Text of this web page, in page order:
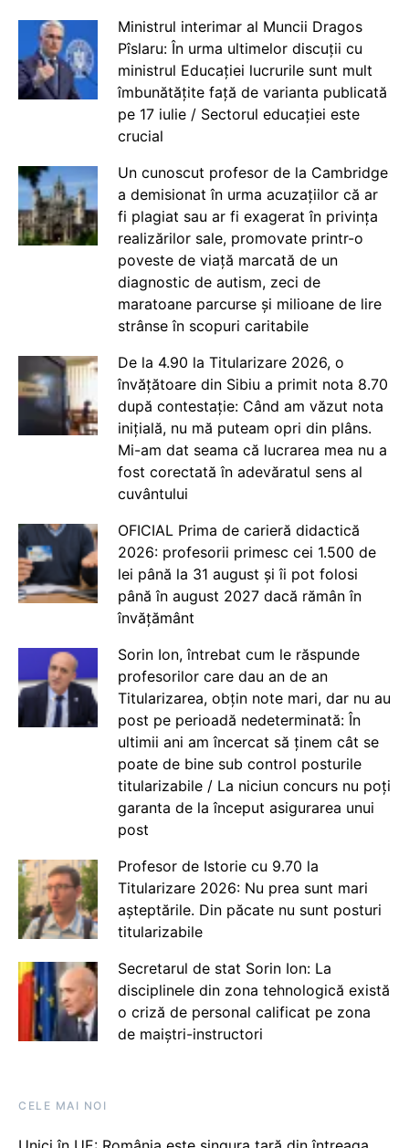
Ministrul interimar al Muncii Dragos
Pîslaru: În urma ultimelor discuții cu
ministrul Educației lucrurile sunt mult
îmbunătățite față de varianta publicată
pe 17 iulie / Sectorul educației este
crucial
Un cunoscut profesor de la Cambridge
a demisionat în urma acuzațiilor că ar
fi plagiat sau ar fi exagerat în privința
realizărilor sale, promovate printr-o
poveste de viață marcată de un
diagnostic de autism, zeci de
maratoane parcurse și milioane de lire
strânse în scopuri caritabile
De la 4.90 la Titularizare 2026, o
învățătoare din Sibiu a primit nota 8.70
după contestație: Când am văzut nota
inițială, nu mă puteam opri din plâns.
Mi-am dat seama că lucrarea mea nu a
fost corectată în adevăratul sens al
cuvântului
OFICIAL Prima de carieră didactică
2026: profesorii primesc cei 1.500 de
lei până la 31 august și îi pot folosi
până în august 2027 dacă rămân în
învățământ
Sorin Ion, întrebat cum le răspunde
profesorilor care dau an de an
Titularizarea, obțin note mari, dar nu au
post pe perioadă nedeterminată: În
ultimii ani am încercat să ținem cât se
poate de bine sub control posturile
titularizabile / La niciun concurs nu poți
garanta de la început asigurarea unui
post
Profesor de Istorie cu 9.70 la
Titularizare 2026: Nu prea sunt mari
așteptările. Din păcate nu sunt posturi
titularizabile
Secretarul de stat Sorin Ion: La
disciplinele din zona tehnologică există
o criză de personal calificat pe zona
de maiștri-instructori
CELE MAI NOI